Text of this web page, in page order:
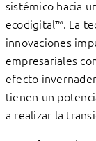
sistémico hacia
ecodigital™. La
innovaciones
empresariales
efecto
tienen un
a realizar la